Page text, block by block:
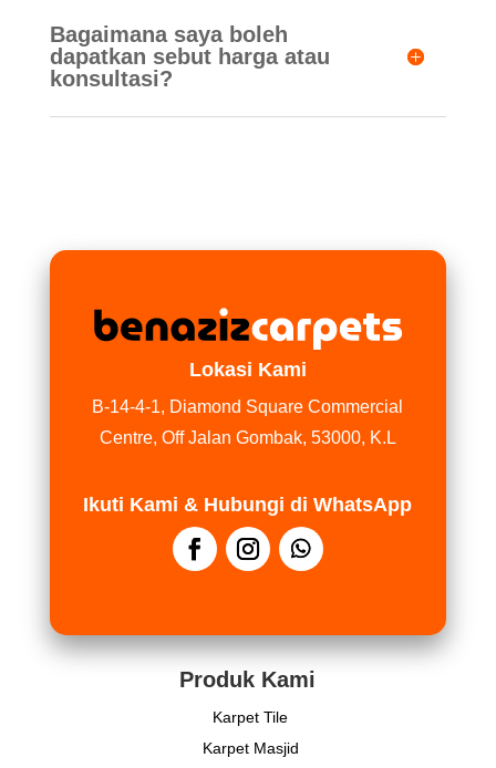
Bagaimana saya boleh
dapatkan sebut harga atau
konsultasi?
Lokasi Kami
B-14-4-1, Diamond Square Commercial
Centre, Off Jalan Gombak, 53000, K.L
Ikuti Kami & Hubungi di WhatsApp
Produk Kami
Karpet Tile
Karpet Masjid